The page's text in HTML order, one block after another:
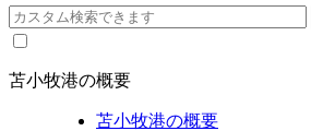
苫小牧港の概要
苫小牧港の概要